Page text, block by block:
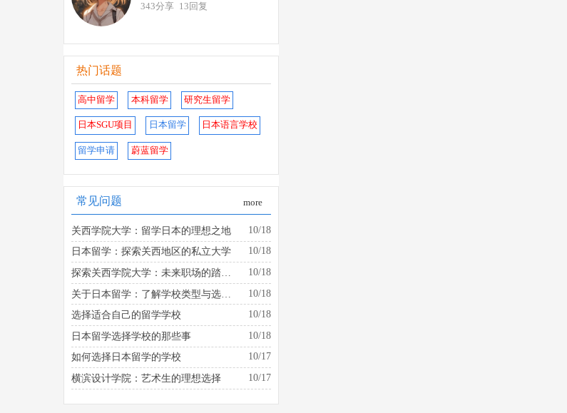
343分享 13回复
热门话题
高中留学 本科留学 研究生留学
日本SGU项目 日本留学 日本语言学校
留学申请 蔚蓝留学
常见问题 more
关西学院大学：留学日本的理想之地
10/18
日本留学：探索关西地区的私立大学
10/18
10/18
10/18
选择适合自己的留学学校
10/18
日本留学选择学校的那些事
10/18
如何选择日本留学的学校
10/17
横滨设计学院：艺术生的理想选择
10/17